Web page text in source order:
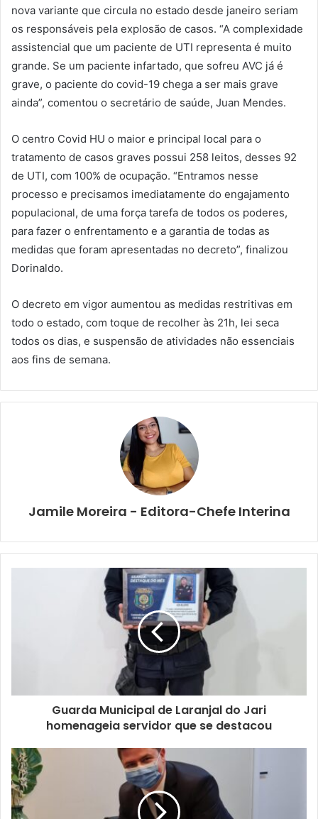
nova variante que circula no estado desde janeiro seriam
os responsáveis pela explosão de casos. “A complexidade
assistencial que um paciente de UTI representa é muito
grande. Se um paciente infartado, que sofreu AVC já é
grave, o paciente do covid-19 chega a ser mais grave
ainda”, comentou o secretário de saúde, Juan Mendes.
O centro Covid HU o maior e principal local para o
tratamento de casos graves possui 258 leitos, desses 92
de UTI, com 100% de ocupação. “Entramos nesse
processo e precisamos imediatamente do engajamento
populacional, de uma força tarefa de todos os poderes,
para fazer o enfrentamento e a garantia de todas as
medidas que foram apresentadas no decreto”, finalizou
Dorinaldo.
O decreto em vigor aumentou as medidas restritivas em
todo o estado, com toque de recolher às 21h, lei seca
todos os dias, e suspensão de atividades não essenciais
aos fins de semana.
Jamile Moreira - Editora-Chefe Interina
Guarda Municipal de Laranjal do Jari
homenageia servidor que se destacou